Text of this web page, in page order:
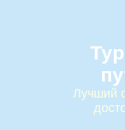
Лучший